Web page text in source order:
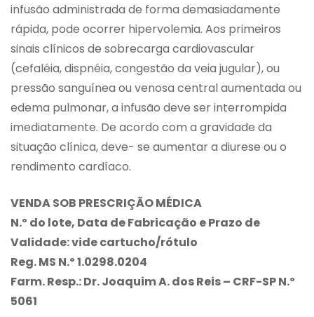
infusão administrada de forma demasiadamente
rápida, pode ocorrer hipervolemia. Aos primeiros
sinais clínicos de sobrecarga cardiovascular
(cefaléia, dispnéia, congestão da veia jugular), ou
pressão sanguínea ou venosa central aumentada ou
edema pulmonar, a infusão deve ser interrompida
imediatamente. De acordo com a gravidade da
situação clínica, deve- se aumentar a diurese ou o
rendimento cardíaco.
VENDA SOB PRESCRIÇÃO MÉDICA
N.º do lote, Data de Fabricação e Prazo de
Validade: vide cartucho/rótulo
Reg. MS N.º 1.0298.0204
Farm. Resp.: Dr. Joaquim A. dos Reis – CRF-SP N.º
5061